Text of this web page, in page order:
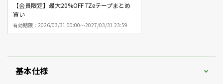
【会員限定】最大20%OFF TZeテープまとめ
買い
有効期限： 2026/03/31 00:00～2027/03/31 23:59
基本仕様